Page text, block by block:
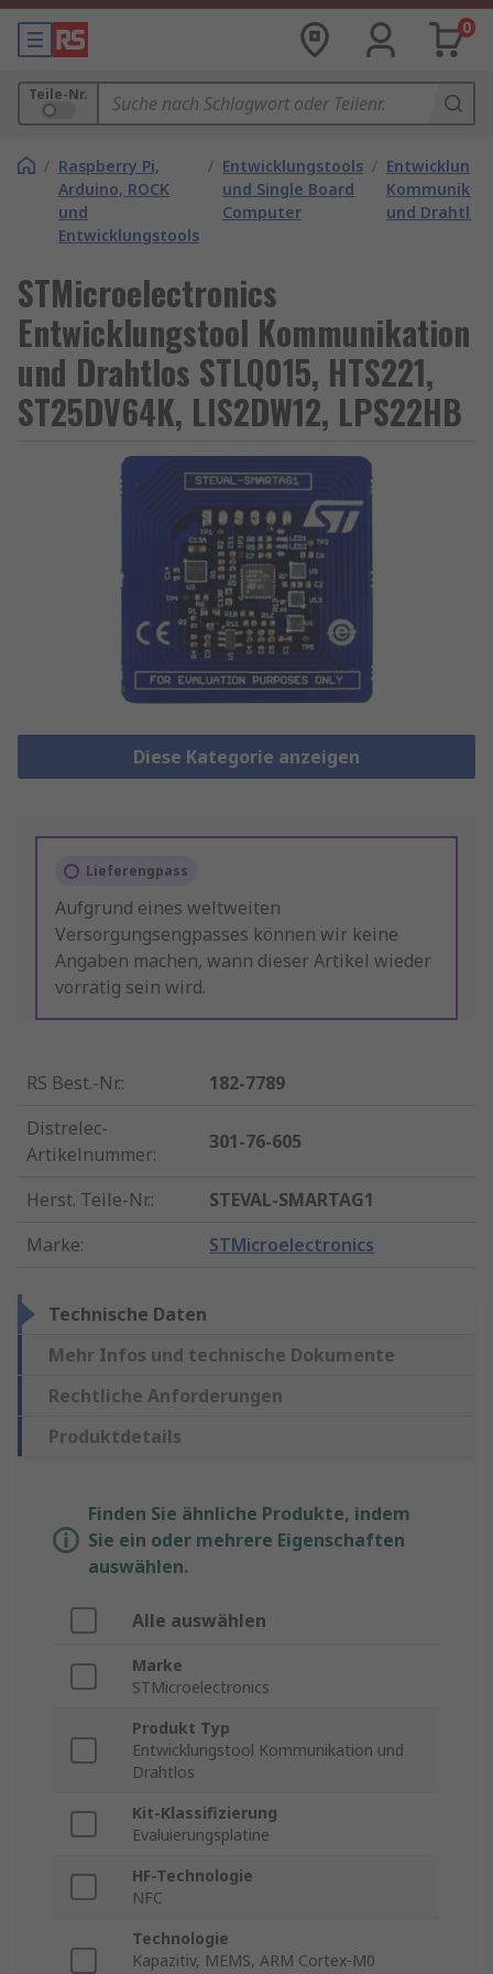
0
Teile-Nr.
/ Raspberry Pi,
Arduino, ROCK
und
Entwicklungstools
/ Entwicklungstools
und Single Board
Computer
/
und Drahtlos
STMicroelectronics
Entwicklungstool Kommunikation
und Drahtlos STLQ015, HTS221,
ST25DV64K, LIS2DW12, LPS22HB
Diese Kategorie anzeigen
Lieferengpass
Aufgrund eines weltweiten
Versorgungsengpasses können wir keine
Angaben machen, wann dieser Artikel wieder
vorrätig sein wird.
RS Best.-Nr.:
182-7789
Distrelec-
Artikelnummer:
301-76-605
Herst. Teile-Nr.:
STEVAL-SMARTAG1
Marke: STMicroelectronics
Technische Daten
Mehr Infos und technische Dokumente
Rechtliche Anforderungen
Produktdetails
Finden Sie ähnliche Produkte, indem
Sie ein oder mehrere Eigenschaften
auswählen.
Alle auswählen
Marke
STMicroelectronics
Produkt Typ
Entwicklungstool Kommunikation und
Drahtlos
Kit-Klassifizierung
Evaluierungsplatine
HF-Technologie
NFC
Technologie
Kapazitiv, MEMS, ARM Cortex-M0